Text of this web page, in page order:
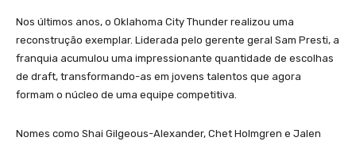
Nos últimos anos, o Oklahoma City Thunder realizou uma
reconstrução exemplar. Liderada pelo gerente geral Sam Presti, a
franquia acumulou uma impressionante quantidade de escolhas
de draft, transformando-as em jovens talentos que agora
formam o núcleo de uma equipe competitiva.
Nomes como Shai Gilgeous-Alexander, Chet Holmgren e Jalen